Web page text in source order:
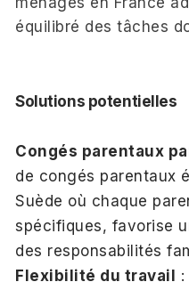
équilibré des tâches
Solutions potentielles
Congés parentaux
de congés parentaux
Suède où chaque
spécifiques, favorise
des responsabilités
Flexibilité du travail